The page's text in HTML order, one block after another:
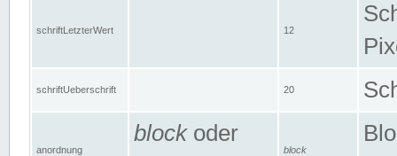
schriftLetzterWert 12
schriftUeberschrift 20
anordnung
blockoder
block